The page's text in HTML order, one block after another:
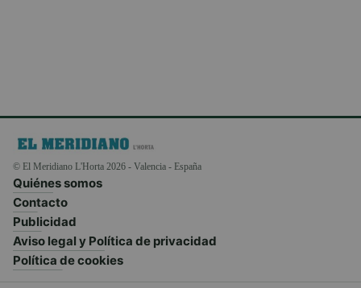
© El Meridiano L'Horta 2026 - Valencia - España
Quiénes somos
Contacto
Publicidad
Aviso legal y Política de privacidad
Política de cookies